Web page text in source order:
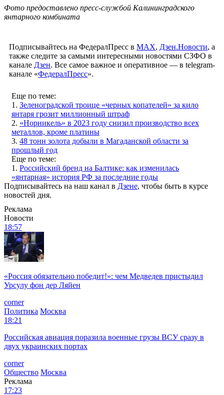
Фото предоставлено пресс-службой Калининградского
янтарного комбината
Подписывайтесь на ФедералПресс в МАХ, Дзен.Новости, а
также следите за самыми интересными новостями СЗФО в
канале Дзен. Все самое важное и оперативное — в telegram-
канале «ФедералПресс».
Еще по теме:
1. Зеленоградской троице «черных копателей» за кило
янтаря грозит миллионный штраф
2. «Норникель» в 2023 году снизил производство всех
металлов, кроме платины
3. 48 тонн золота добыли в Магаданской области за
прошлый год
Еще по теме:
1. Российский бренд на Балтике: как изменилась
«янтарная» история РФ за последние годы
Подписывайтесь на наш канал в Дзене, чтобы быть в курсе
новостей дня.
Реклама
Новости
18:57
«Россия обязательно победит!»: чем Медведев пристыдил
Урсулу фон дер Ляйен
corner
Политика Москва
18:21
Российская авиация поразила военные грузы ВСУ сразу в
двух украинских портах
corner
Общество Москва
Реклама
17:23